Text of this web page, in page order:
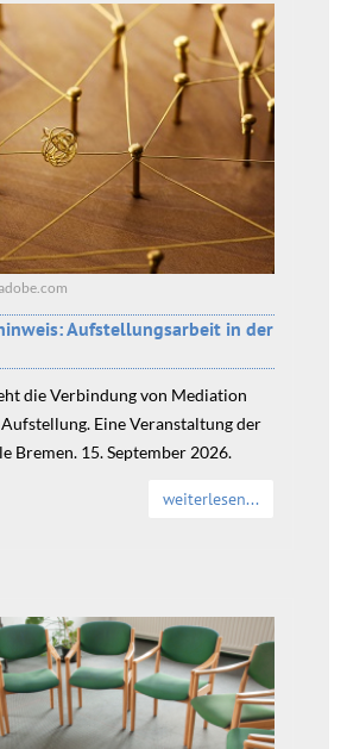
Aufstellungsarbeit in der
die Verbindung von Mediation
Eine Veranstaltung der
Bremen. 15. September 2026.
weiterlesen...